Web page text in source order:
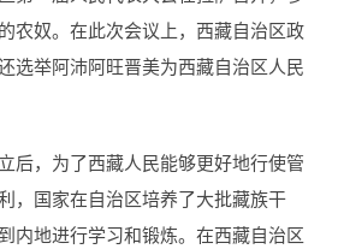
农奴。在此次会议上，西藏自治区政
选举阿沛阿旺晋美为西藏自治区人民
后，为了西藏人民能够更好地行使管
，国家在自治区培养了大批藏族干
内地进行学习和锻炼。在西藏自治区